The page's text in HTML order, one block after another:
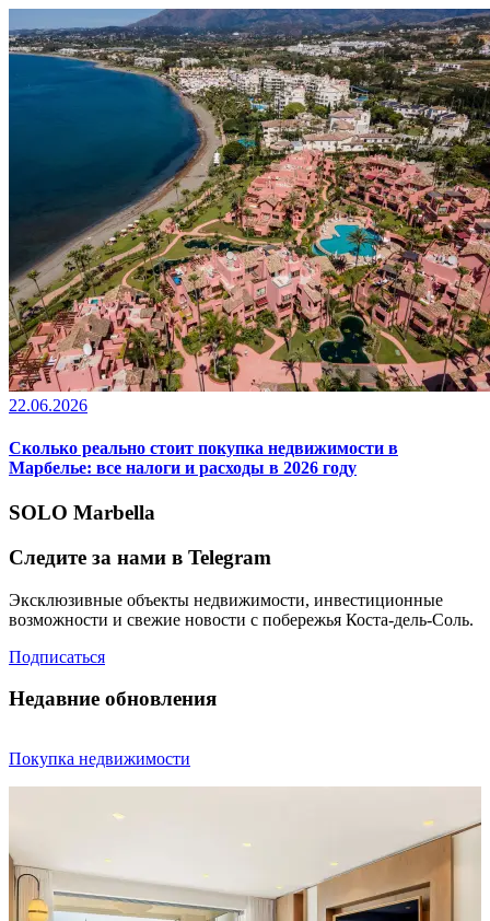
22.06.2026
Сколько реально стоит покупка недвижимости в
Марбелье: все налоги и расходы в 2026 году
SOLO Marbella
Следите за нами в Telegram
Эксклюзивные объекты недвижимости, инвестиционные
возможности и свежие новости с побережья Коста-дель-Соль.
Подписаться
Недавние обновления
Покупка недвижимости